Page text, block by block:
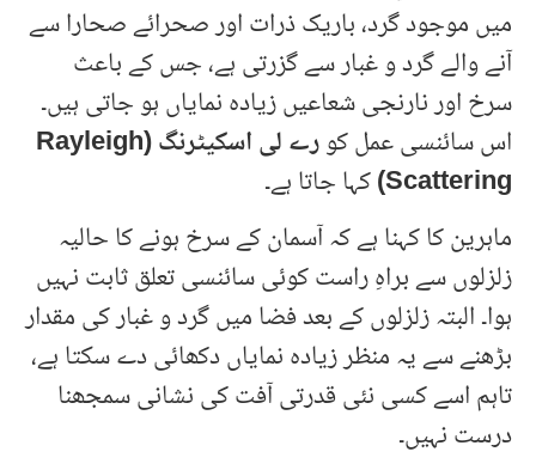
میں موجود گرد، باریک ذرات اور صحرائے صحارا سے
آنے والے گرد و غبار سے گزرتی ہے، جس کے باعث
سرخ اور نارنجی شعاعیں زیادہ نمایاں ہو جاتی ہیں۔
اس سائنسی عمل کو
رے لی اسکیٹرنگ (Rayleigh
Scattering) کہا جاتا ہے۔
ماہرین کا کہنا ہے کہ آسمان کے سرخ ہونے کا حالیہ
زلزلوں سے براہِ راست کوئی سائنسی تعلق ثابت نہیں
ہوا۔ البتہ زلزلوں کے بعد فضا میں گرد و غبار کی مقدار
بڑھنے سے یہ منظر زیادہ نمایاں دکھائی دے سکتا ہے،
تاہم اسے کسی نئی قدرتی آفت کی نشانی سمجھنا
درست نہیں۔